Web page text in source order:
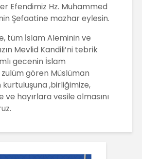
Efendimiz Hz. Muhammed
Şefaatine mazhar eylesin.
tüm İslam Aleminin ve
Mevlid Kandili’ni tebrik
gecenin İslam
gören Müslüman
,birliğimize,
hayırlara vesile olmasını